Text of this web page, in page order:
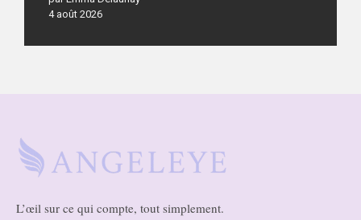
4 août 2026
L’œil sur ce qui compte, tout simplement.